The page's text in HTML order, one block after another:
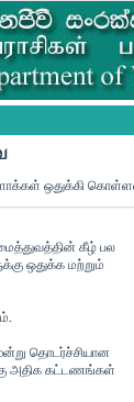
ஒதுக்கி
கீழ் பல
ஒதுக்க மற்றும்
தொடர்ச்சியான
அதிக கட்டணங்கள்